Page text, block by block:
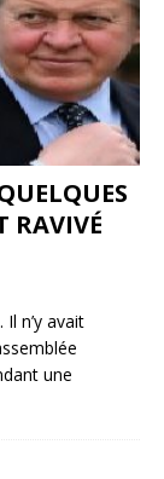
RAVIVÉ
n’y avait
une